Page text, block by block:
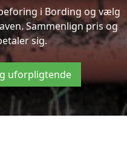
i Bording og vælg
Sammenlign pris og
sig.
uforpligtende